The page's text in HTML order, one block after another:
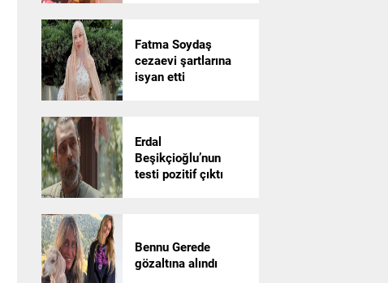
Fatma Soydaş
cezaevi şartlarına
isyan etti
Erdal
Beşikçioğlu’nun
testi pozitif çıktı
Bennu Gerede
gözaltına alındı